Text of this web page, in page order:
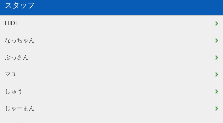
スタッフ
HIDE
なっちゃん
ぶっさん
マユ
しゅう
じゃーまん